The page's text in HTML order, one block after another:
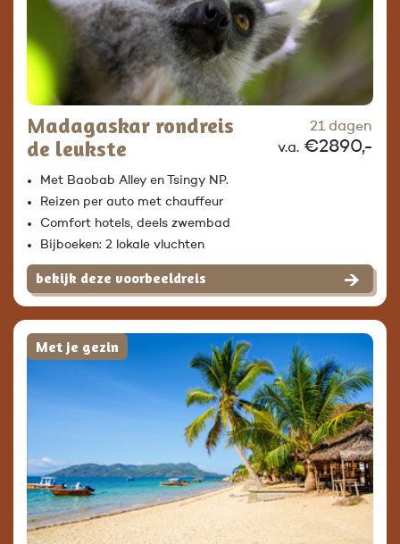
Madagaskar rondreis
de leukste
21 dagen
v.a. €2890,-
Met Baobab Alley en Tsingy NP.
Reizen per auto met chauffeur
Comfort hotels, deels zwembad
Bijboeken: 2 lokale vluchten
bekijk deze voorbeeldreis
Met je gezin